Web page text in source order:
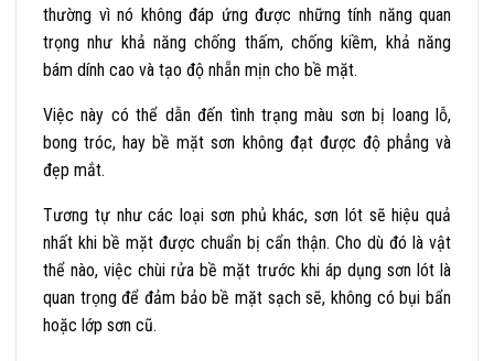
thường vì nó không đáp ứng được những tính năng quan
trọng như khả năng chống thấm, chống kiềm, khả năng
bám dính cao và tạo độ nhẵn mịn cho bề mặt.
Việc này có thể dẫn đến tình trạng màu sơn bị loang lỗ,
bong tróc, hay bề mặt sơn không đạt được độ phẳng và
đẹp mắt.
Tương tự như các loại sơn phủ khác, sơn lót sẽ hiệu quả
nhất khi bề mặt được chuẩn bị cẩn thận. Cho dù đó là vật
thể nào, việc chùi rửa bề mặt trước khi áp dụng sơn lót là
quan trọng để đảm bảo bề mặt sạch sẽ, không có bụi bẩn
hoặc lớp sơn cũ.